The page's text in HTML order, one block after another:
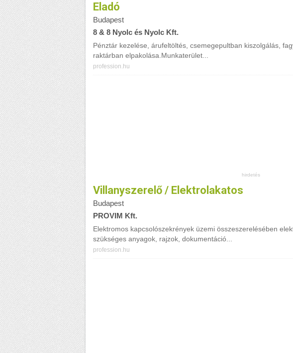
Eladó
Budapest
8 & 8 Nyolc és Nyolc Kft.
Pénztár kezelése, árufeltöltés, csemegepultban kiszolgálás,
raktárban elpakolása.Munkaterület...
profession.hu
Villanyszerelő / Elektrolakatos
Budapest
PROVIM Kft.
Elektromos kapcsolószekrények üzemi összeszerelésében
szükséges anyagok, rajzok, dokumentáció...
profession.hu